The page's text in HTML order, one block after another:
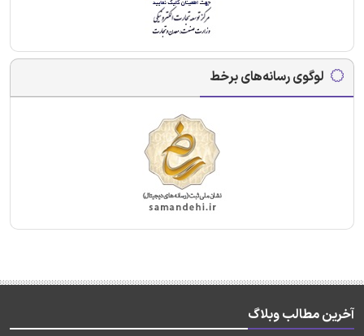
لوگوی رسانه‌های برخط
آخرین مطالب وبلاگ